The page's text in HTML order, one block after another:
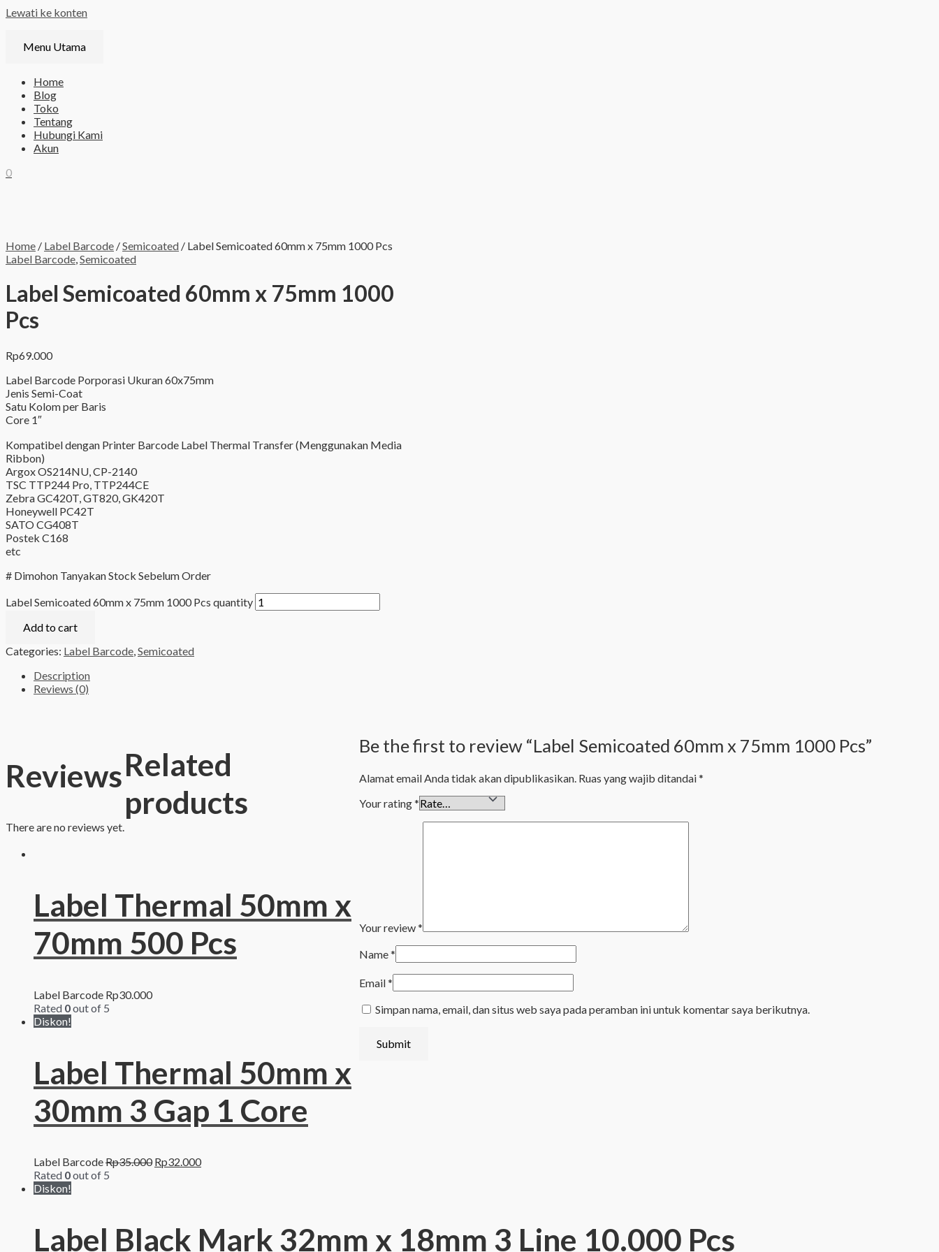
Lewati ke konten
Menu Utama
Home
Blog
Toko
Tentang
Hubungi Kami
Akun
0
Home / Label Barcode /Semicoated / Label Semicoated 60mm x 75mm 1000 Pcs
Label Barcode,Semicoated
Label Semicoated 60mm x 75mm 1000
Pcs
Rp69.000
Label Barcode Porporasi Ukuran 60x75mm
Jenis Semi-Coat
Satu Kolom per Baris
Core 1″
Kompatibel dengan Printer Barcode Label Thermal Transfer (Menggunakan Media
Ribbon)
Argox OS214NU, CP-2140
TSC TTP244 Pro, TTP244CE
Zebra GC420T, GT820, GK420T
Honeywell PC42T
SATO CG408T
Postek C168
etc
# Dimohon Tanyakan Stock Sebelum Order
Label Semicoated 60mm x 75mm 1000 Pcs quantity
Add to cart
Categories: Label Barcode,Semicoated
Description
Reviews (0)
Reviews
There are no reviews yet.
Be the first to review “Label Semicoated 60mm x 75mm 1000 Pcs”
Alamat email Anda tidak akan dipublikasikan. Ruas yang wajib ditandai*
Your rating*
Your review*
Name*
Email*
Simpan nama, email, dan situs web saya pada peramban ini untuk komentar saya berikutnya.
Related
products
Label Thermal 50mm x
70mm 500 Pcs
Label Barcode Rp30.000
Rated 0out of 5
Diskon!
Label Thermal 50mm x
30mm 3 Gap 1 Core
Label BarcodeRp35.000 Rp32.000
Rated 0out of 5
Diskon!
Label Black Mark 32mm x 18mm 3 Line 10.000 Pcs